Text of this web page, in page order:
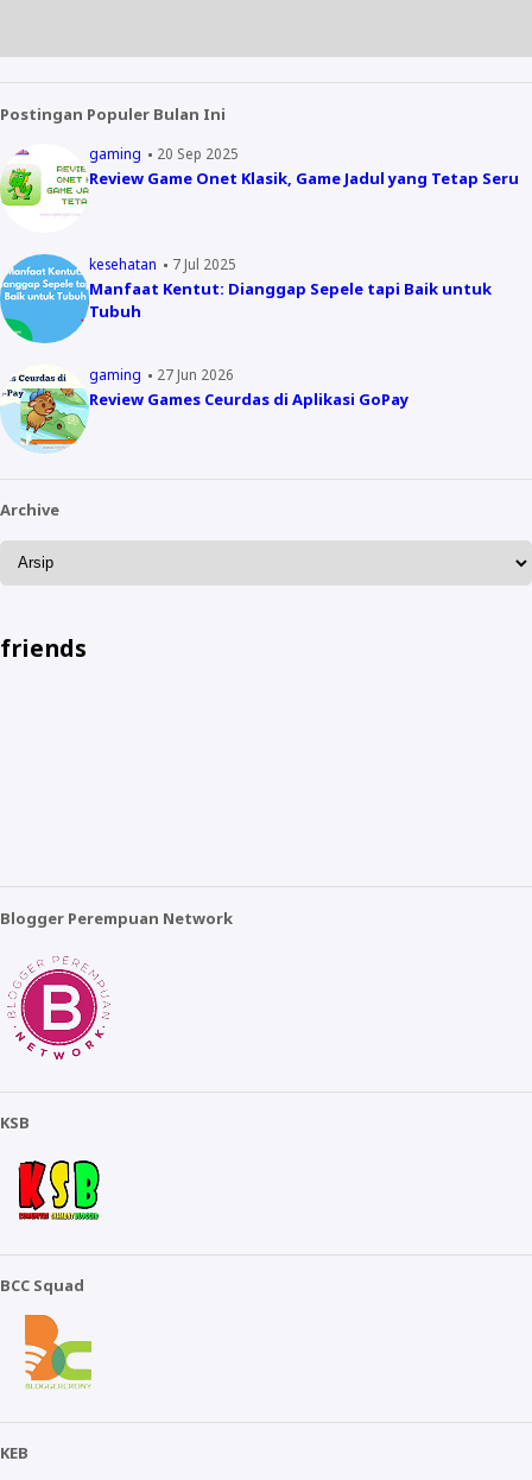
Postingan Populer Bulan Ini
gaming 20 Sep 2025
Review Game Onet Klasik, Game Jadul yang Tetap Seru
kesehatan 7 Jul 2025
Manfaat Kentut: Dianggap Sepele tapi Baik untuk
Tubuh
gaming 27 Jun 2026
Review Games Ceurdas di Aplikasi GoPay
Archive
friends
Blogger Perempuan Network
KSB
BCC Squad
KEB